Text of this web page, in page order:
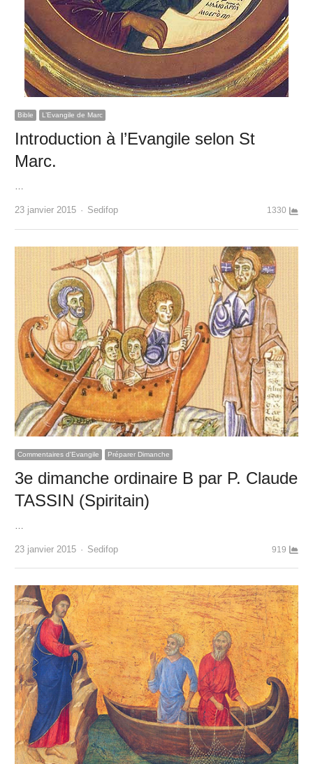
Bible L’Evangile de Marc
Introduction à l’Evangile selon St
Marc.
23 janvier 2015 Author
Sedifop 1330
Commentaires d'Evangile Préparer Dimanche
3e dimanche ordinaire B par P. Claude
TASSIN (Spiritain)
23 janvier 2015 Author
Sedifop 919